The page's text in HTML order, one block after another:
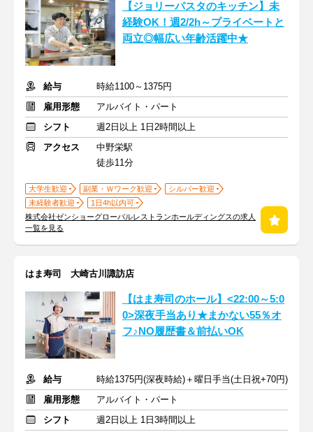
【ジョリーパスタのキッチン】未
経験OK！週2/2h～プライベートと
両立◎幅広い年齢活躍中★
給与
時給1100～1375円
雇用形態
アルバイト・パート
シフト
週2日以上 1日2時間以上
アクセス
中野栄駅
徒歩11分
大学生歓迎 副業・Ｗワーク歓迎
シルバー歓迎
未経験者歓迎
1日4h以内可
株式会社ゼンショーグローバルレストランホールディングスの求人
一覧を見る
はま寿司 大崎古川諏訪店
【はま寿司のホール】<22:00～5:0
0>深夜手当あり★まかない55％オ
フ♪NO履歴書＆前払いOK
給与
時給1375円(深夜時給)＋曜日手当(土日祝+70円)
雇用形態
アルバイト・パート
シフト
週2日以上 1日3時間以上